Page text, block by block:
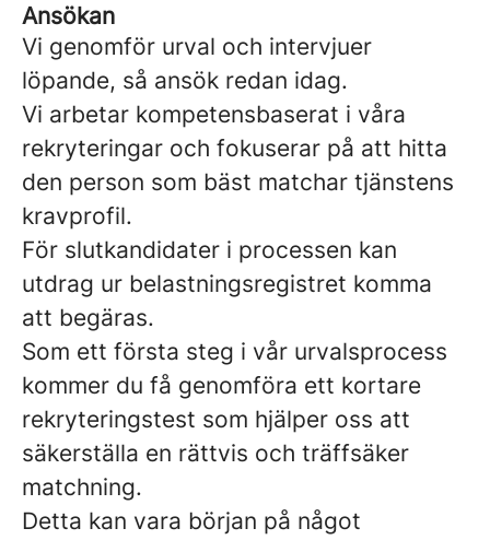
Ansökan
Vi genomför urval och intervjuer
löpande, så ansök redan idag.
Vi arbetar kompetensbaserat i våra
rekryteringar och fokuserar på att hitta
den person som bäst matchar tjänstens
kravprofil.
För slutkandidater i processen kan
utdrag ur belastningsregistret komma
att begäras.
Som ett första steg i vår urvalsprocess
kommer du få genomföra ett kortare
rekryteringstest som hjälper oss att
säkerställa en rättvis och träffsäker
matchning.
Detta kan vara början på något